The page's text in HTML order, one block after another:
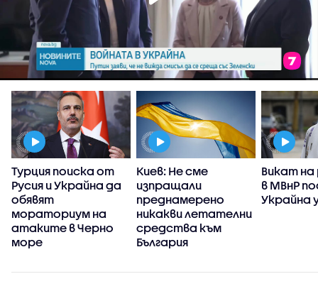
Турция поиска от
Русия и Украйна да
обявят
мораториум на
атаките в Черно
море
Киев: Не сме
изпращали
преднамерено
никакви летателни
средства към
България
Викат на
в МВнР
Украйна